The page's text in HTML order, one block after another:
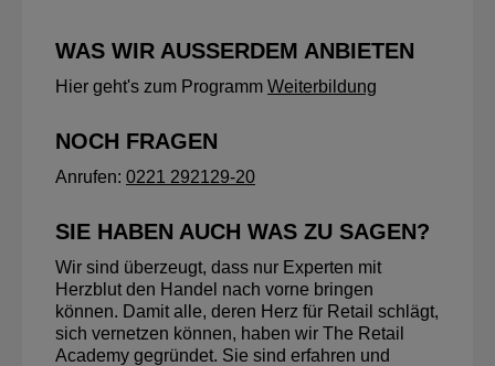
WAS WIR AUSSERDEM ANBIETEN
Hier geht's zum Programm Weiterbildung
NOCH FRAGEN
Anrufen: 0221 292129-20
SIE HABEN AUCH WAS ZU SAGEN?
Wir sind überzeugt, dass nur Experten mit
Herzblut den Handel nach vorne bringen
können. Damit alle, deren Herz für Retail schlägt,
sich vernetzen können, haben wir The Retail
Academy gegründet. Sie sind erfahren und